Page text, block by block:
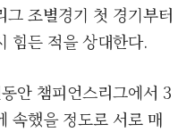
조별경기 첫 경기부터
힘든 적을 상대한다.
안 챔피언스리그에서 3
속했을 정도로 서로 매